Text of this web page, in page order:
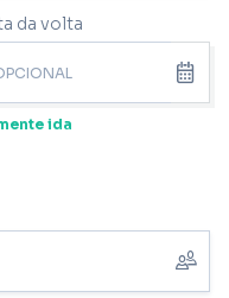
da volta
ida